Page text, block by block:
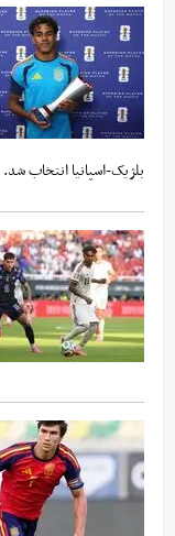
بلژیک-اسپانیا انتخاب شد.